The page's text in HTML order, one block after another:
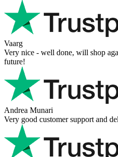
Vaarg
Very nice - well done, will shop
future!
Andrea Munari
Very good customer support and